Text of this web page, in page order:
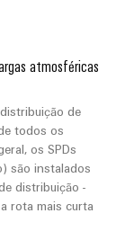
atmosféricas
de
todos os
os SPDs
são instalados
distribuição -
rota mais curta